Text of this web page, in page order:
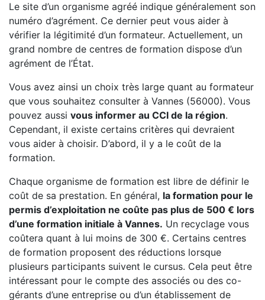
Le site d’un organisme agréé indique généralement son
numéro d’agrément. Ce dernier peut vous aider à
vérifier la légitimité d’un formateur. Actuellement, un
grand nombre de centres de formation dispose d’un
agrément de l’État.
Vous avez ainsi un choix très large quant au formateur
que vous souhaitez consulter à Vannes (56000). Vous
pouvez aussi vous informer au CCI de la région.
Cependant, il existe certains critères qui devraient
vous aider à choisir. D’abord, il y a le coût de la
formation.
Chaque organisme de formation est libre de définir le
coût de sa prestation. En général, la formation pour le
permis d’exploitation ne coûte pas plus de 500 € lors
d’une formation initiale à Vannes. Un recyclage vous
coûtera quant à lui moins de 300 €. Certains centres
de formation proposent des réductions lorsque
plusieurs participants suivent le cursus. Cela peut être
intéressant pour le compte des associés ou des co-
gérants d’une entreprise ou d’un établissement de